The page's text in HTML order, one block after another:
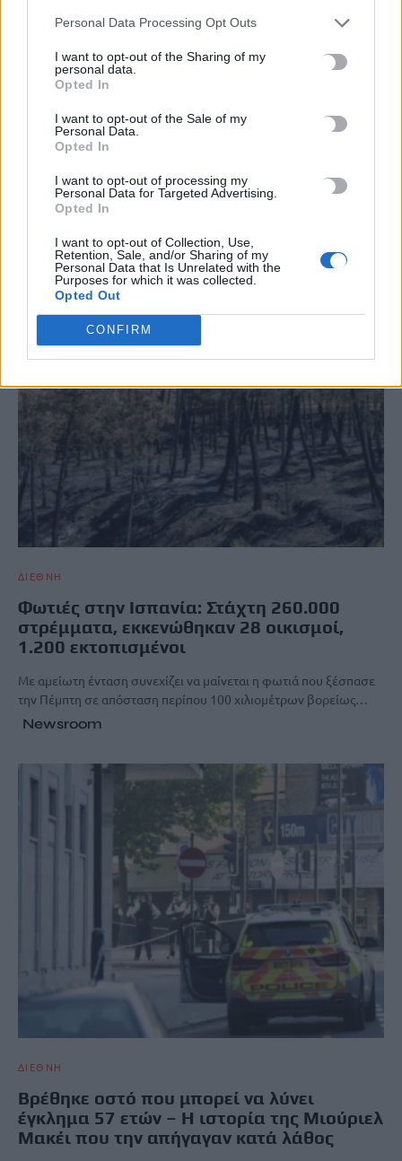
Personal Data Processing Opt Outs
I want to opt-out of the Sharing of my
personal data.
Opted In
I want to opt-out of the Sale of my
Personal Data.
Opted In
I want to opt-out of processing my
Personal Data for Targeted Advertising.
Opted In
I want to opt-out of Collection, Use,
Retention, Sale, and/or Sharing of my
Personal Data that Is Unrelated with the
Purposes for which it was collected.
Opted Out
CONFIRM
TRENDING
ΔΥΣΤΥΧΗΜΑ
ΣΧΕΤΙΚΆ ΆΡΘΡΑ
ΔΙΕΘΝΗ
Φωτιές στην Ισπανία: Στάχτη 260.000
στρέμματα, εκκενώθηκαν 28 οικισμοί,
1.200 εκτοπισμένοι
Με αμείωτη ένταση συνεχίζει να μαίνεται η φωτιά που ξέσπασε
την Πέμπτη σε απόσταση περίπου 100 χιλιομέτρων βορείως…
Newsroom
ΔΙΕΘΝΗ
Βρέθηκε οστό που μπορεί να λύνει
έγκλημα 57 ετών – Η ιστορία της Μιούριελ
Μακέι που την απήγαγαν κατά λάθος